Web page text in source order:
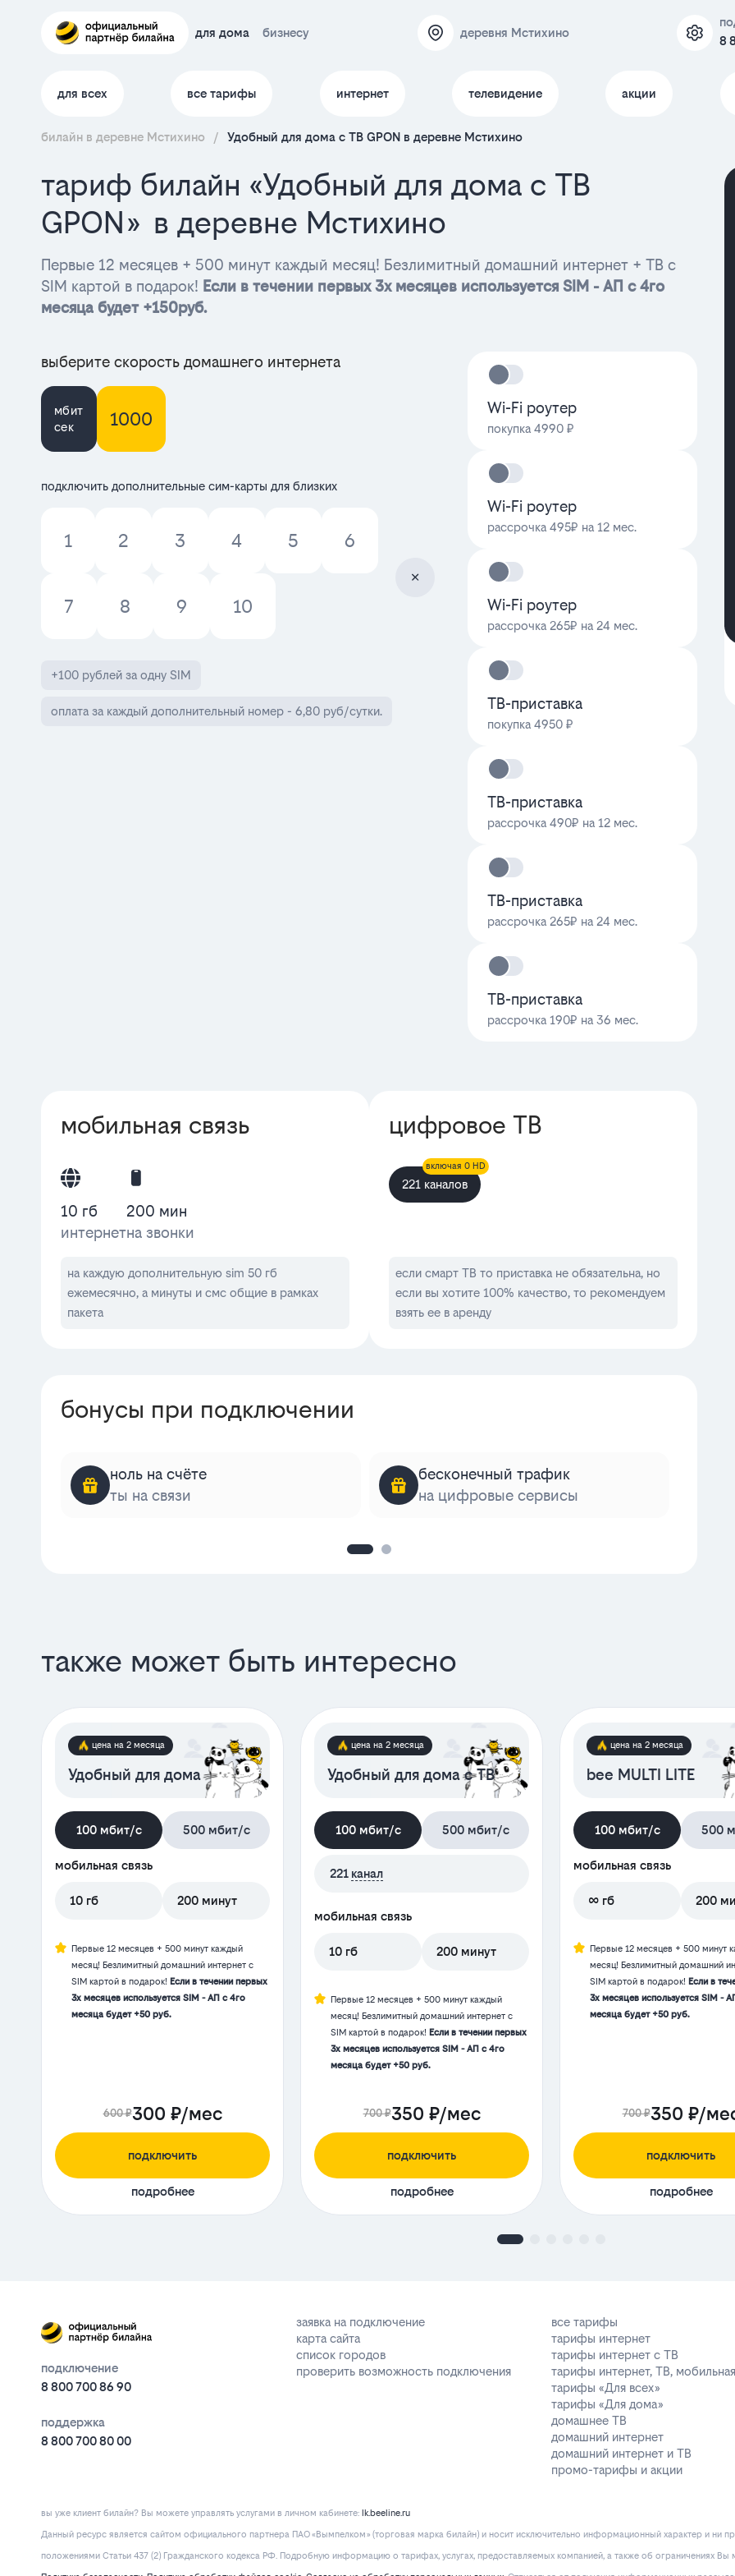
для дома бизнесу деревня Мстихино
8
для всех все тарифы интернет телевидение акции
билайн в деревне Мстихино / Удобный для дома с ТВ GPON в деревне Мстихино
тариф билайн «Удобный для дома с ТВ
GPON» в деревне Мстихино
Первые 12 месяцев + 500 минут каждый месяц! Безлимитный домашний интернет + ТВ с
SIM картой в подарок! Если в течении первых 3х месяцев используется SIM - АП с 4го
месяца будет +150руб.
выберите скорость домашнего интернета
мбит
сек
1000
подключить дополнительные сим-карты для близких
1 2 3 4 5 6
7 8 9 10
+100 рублей за одну SIM
оплата за каждый дополнительный номер - 6,80 руб/сутки.
Wi-Fi роутер
покупка 4990 ₽
Wi-Fi роутер
рассрочка 495₽ на 12 мес.
Wi-Fi роутер
рассрочка 265₽ на 24 мес.
ТВ-приставка
покупка 4950 ₽
ТВ-приставка
рассрочка 490₽ на 12 мес.
ТВ-приставка
рассрочка 265₽ на 24 мес.
ТВ-приставка
рассрочка 190₽ на 36 мес.
мобильная связь
10 гб
интернет
200 мин
на звонки
на каждую дополнительную sim 50 гб
ежемесячно, а минуты и смс общие в рамках
пакета
цифровое ТВ
221 каналов
включая 0 HD
если смарт ТВ то приставка не обязательна, но
если вы хотите 100% качество, то рекомендуем
взять ее в аренду
бонусы при подключении
ноль на счёте
ты на связи
бесконечный трафик
на цифровые сервисы
также может быть интересно
цена на 2 месяца
Удобный для дома
100 мбит/с 500 мбит/с
мобильная связь
10 гб 200 минут
Первые 12 месяцев + 500 минут каждый
месяц! Безлимитный домашний интернет с
SIM картой в подарок! Если в течении первых
3х месяцев используется SIM - АП с 4го
месяца будет +50 руб.
600 ₽300 ₽/мес
подключить
подробнее
цена на 2 месяца
Удобный для дома с ТВ
100 мбит/с 500 мбит/с
221 канал
мобильная связь
10 гб 200 минут
Первые 12 месяцев + 500 минут каждый
месяц! Безлимитный домашний интернет с
SIM картой в подарок! Если в течении первых
3х месяцев используется SIM - АП с 4го
месяца будет +50 руб.
700 ₽350 ₽/мес
подключить
подробнее
цена на 2 месяца
bee MULTI LITE
100 мбит/с 500
мобильная связь
∞ гб 200
Первые 12 месяцев + 500 минут
месяц! Безлимитный домашний
SIM картой в подарок! Если в
3х месяцев используется SIM -
месяца будет +50 руб.
700 ₽350 ₽/
подключить
подробнее
подключение
8 800 700 86 90
поддержка
8 800 700 80 00
заявка на подключение
карта сайта
список городов
проверить возможность подключения
все тарифы
тарифы интернет
тарифы интернет с ТВ
тарифы интернет, ТВ,
тарифы «Для всех»
тарифы «Для дома»
домашнее ТВ
домашний интернет
домашний интернет и ТВ
промо-тарифы и акции
вы уже клиент билайн? Вы можете управлять услугами в личнoм кaбинeтe:
lk.beeline.ru
Данный ресурс является сайтом официального партнера ПАО «Вымпелком» (торговая марка билайн) и носит исключительно информационный характер и ни
положениями Статьи 437 (2) Гражданского кодекса РФ. Подробную информацию о тарифах, услугах, предоставляемых компанией, а также об ограничениях Вы